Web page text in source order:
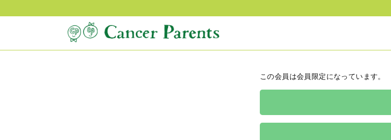
この会員は会員限定になっています。